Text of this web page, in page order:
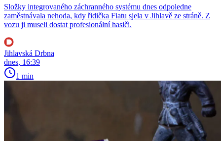
Složky integrovaného záchranného systému dnes odpoledne
zaměstnávala nehoda, kdy řidička Fiatu sjela v Jihlavě ze stráně. Z
vozu ji museli dostat profesionální hasiči.
Jihlavská Drbna
dnes, 16:39
1 min